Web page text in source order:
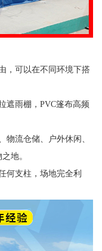
，可以在不同环境下搭
遮雨棚，PVC篷布高频
物流仓储、户外休闲、
地。
何支柱，场地完全利